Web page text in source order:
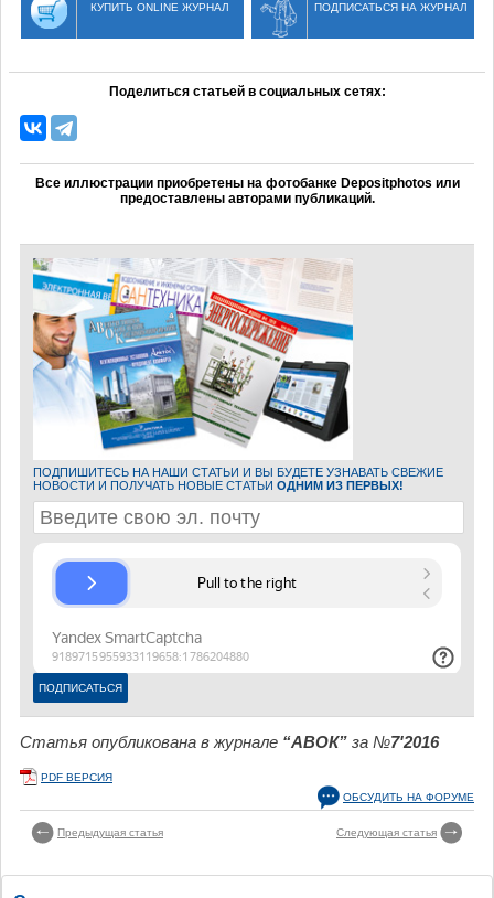
КУПИТЬ ONLINE ЖУРНАЛ ПОДПИСАТЬСЯ НА ЖУРНАЛ
Поделиться статьей в социальных сетях:
Все иллюстрации приобретены на фотобанке Depositphotos или
предоставлены авторами публикаций.
ПОДПИШИТЕСЬ НА НАШИ СТАТЬИ И ВЫ БУДЕТЕ УЗНАВАТЬ СВЕЖИЕ
НОВОСТИ И ПОЛУЧАТЬ НОВЫЕ СТАТЬИ ОДНИМ ИЗ ПЕРВЫХ!
Статья опубликована в журнале “АВОК” за №7'2016
PDF ВЕРСИЯ
ОБСУДИТЬ НА ФОРУМЕ
Предыдущая статья Следующая статья